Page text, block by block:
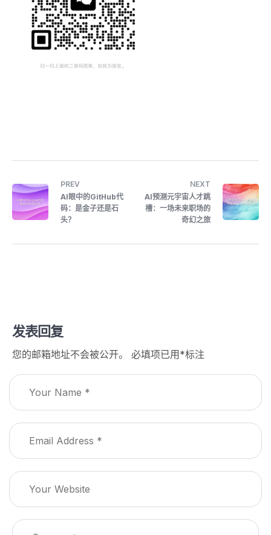
PREV
AI眼中的GitHub代
码：是金子还是石
头？
NEXT
AI预测元宇宙人才跳
槽：一场未来职场的
奇幻之旅
发表回复
您的邮箱地址不会被公开。 必填项已用*标注